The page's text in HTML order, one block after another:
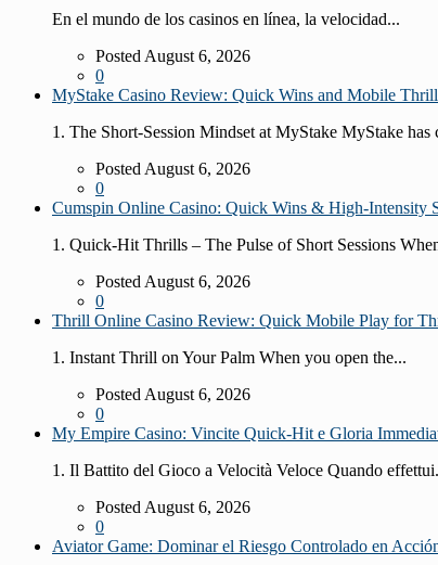
En el mundo de los casinos en línea, la velocidad...
Posted August 6, 2026
0
MyStake Casino Review: Quick Wins and Mobile
1. The Short‑Session Mindset at MyStake MyStake has
Posted August 6, 2026
0
Cumspin Online Casino: Quick Wins & High‑Intensity
1. Quick‑Hit Thrills – The Pulse of Short Sessions
Posted August 6, 2026
0
Thrill Online Casino Review: Quick Mobile Play for
1. Instant Thrill on Your Palm When you open the...
Posted August 6, 2026
0
My Empire Casino: Vincite Quick‑Hit e Gloria
1. Il Battito del Gioco a Velocità Veloce Quando
Posted August 6, 2026
0
Aviator Game: Dominar el Riesgo Controlado en